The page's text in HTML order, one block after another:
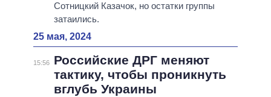
Сотницкий Казачок, но остатки группы
затаились.
25 мая, 2024
15:56
Российские ДРГ меняют
тактику, чтобы проникнуть
вглубь Украины